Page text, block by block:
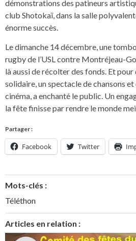
démonstrations des patineurs
club Shotokaï, dans la salle
énorme succès.
Le dimanche 14 décembre, une
rugby de l’USL contre Montréjeau-
là aussi de récolter des fonds. Et
solidaire, un spectacle de chansons et
cinéma, a enchanté le public. Un
la fête finisse par rendre le monde
Partager :
Facebook Twitter
Mots-clés :
Téléthon
Articles en relation :